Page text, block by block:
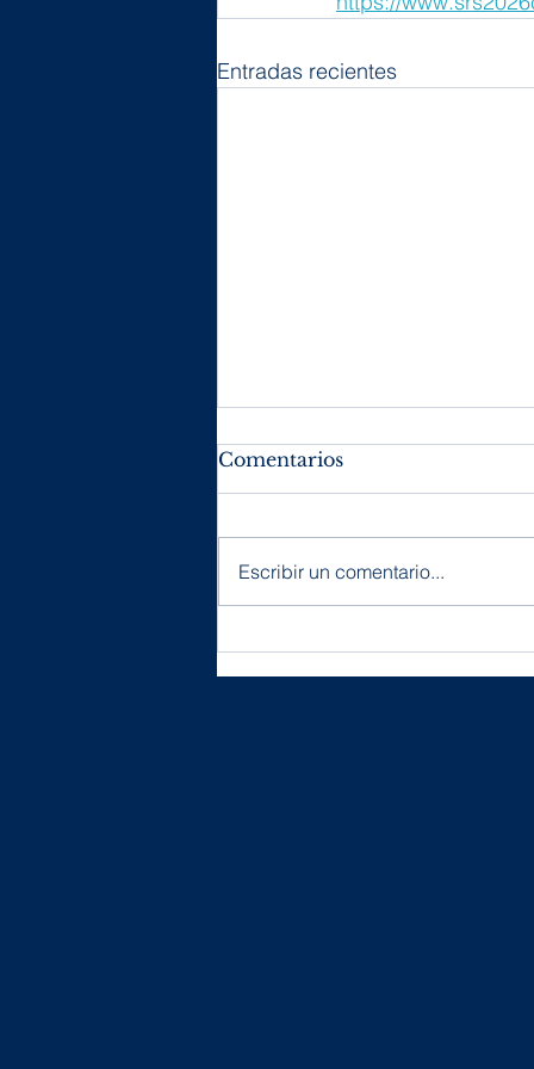
Entradas recientes
Comentarios
Escribir un comentario...